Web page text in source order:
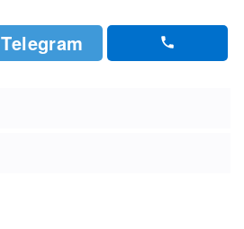
Telegram